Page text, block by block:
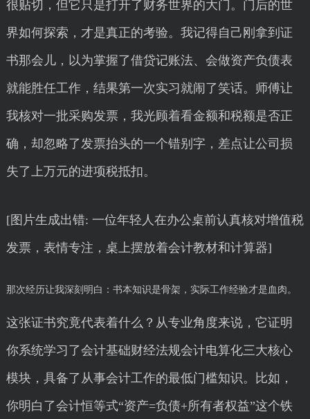
很贴切，但它只是打开了财务世界的大门。门后的世
界如何探索，才是真正的考验。我记得自己刚拿到证
书那会儿，以为掌握了借贷记账法、会做资产负债表
就能胜任工作，结果第一次实习就闹了笑话。师傅让
我核对一批采购发票，我光顾着看金额和税额是否正
确，却忽略了发票抬头的一个错别字，差点让公司损
失了上万元的进项税抵扣。
[图片生成出错: 一位年轻人在办公桌前认真核对增值税
发票，表情专注，桌上摆放着会计教材和计算器]
那次经历让我深刻明白：书本知识是骨架，实际工作经验才是血肉。
这张证书究竟代表着什么？从专业角度来说，它证明
你系统学习了会计基础财经法规会计电算化三大核心
模块，具备了从事会计工作的最低门槛知识。比如，
你明白了会计恒等式“资产=负债+所有者权益”这个铁